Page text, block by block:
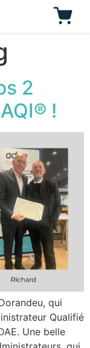
2
!
qui
Qualifié
Une belle